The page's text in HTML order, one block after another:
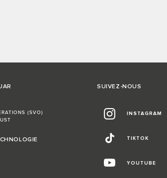
(SVO)
SUIVEZ-NOUS
INSTAGRAM
TIKTOK
YOUTUBE